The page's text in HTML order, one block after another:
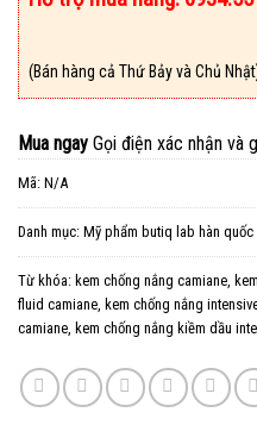
(Bán hàng cả Thứ Bảy và Chủ
Mua ngay Gọi điện xác nhận và
Mã: N/A
Danh mục: Mỹ phẩm butiq lab hàn quốc
Từ khóa: kem chống nắng camiane,
fluid camiane, kem chống nắng
camiane, kem chống nắng kiềm dầu